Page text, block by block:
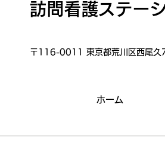
訪問看護ステー
〒116-0011 東京都荒川区西尾
ホーム